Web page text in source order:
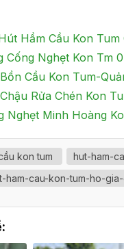
Hầm Cầu Kon Tum
Cống Nghẹt Kon Tm
Cầu Kon Tum-
Rửa Chén Kon
Nghẹt Minh Hoàng
kon tum hut-ham-
ham-cau-kon-tum-ho-